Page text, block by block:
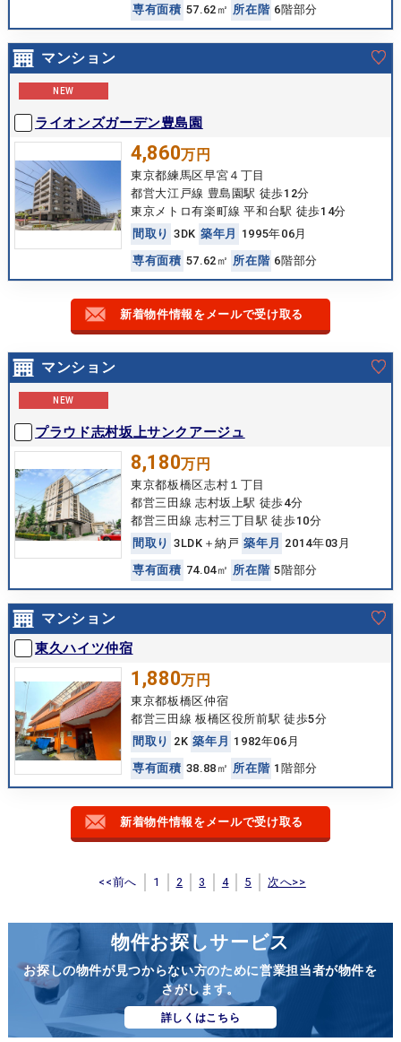
専有面積 57.62㎡ 所在 階 6階部分
マンション
NEW
ライオンズガーデン豊島園
4,860万円
東京都練馬区早宮４丁目
都営大江戸線 豊島園駅 徒歩12分
東京メトロ有楽町線 平和台駅 徒歩14分
間 取 り 3DK 築年月
1995年06月
専有面積 57.62㎡ 所在 階 6階部分
新着物件情報をメールで受け取る
マンション
NEW
プラウド志村坂上サンクアージュ
8,180万円
東京都板橋区志村１丁目
都営三田線 志村坂上駅 徒歩4分
都営三田線 志村三丁目駅 徒歩10分
間 取 り 3LDK＋納戸 築年 月 2014年03月
専有面積 74.04㎡ 所在 階 5階部分
マンション
東久ハイツ仲宿
1,880万円
東京都板橋区仲宿
都営三田線 板橋区役所前駅 徒歩5分
間 取 り 2K 築年 月 1982年06月
専有面積 38.88㎡ 所在 階 1階部分
新着物件情報をメールで受け取る
<<前へ 1 2 3 4 5 次へ>>
物件お探しサービス
お探しの物件が見つからない方のために営業担当者が物件を
さがします。
詳しくはこちら